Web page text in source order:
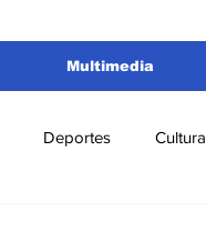
Multimedia
Deportes Cultura